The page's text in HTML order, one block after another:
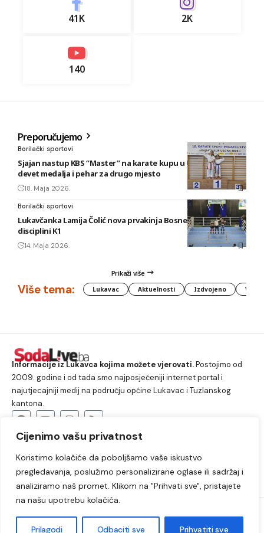
Cijenimo vašu privatnost
Koristimo kolačiće da poboljšamo vaše iskustvo
pregledavanja, poslužimo personalizirane oglase ili sadržaj i
analiziramo naš promet. Klikom na "Prihvati sve", pristajete
na našu upotrebu kolačića.
Prilagodi Odbaciti sve Prihvatiti sve
41K 2K
140
Preporučujemo
Borilački sportovi
Sjajan nastup KBS “Master” na karate kupu u Usori: Osvojeno
devet medalja i pehar za drugo mjesto
18. Maja 2026.
Borilački sportovi
Lukavčanka Lamija Čolić nova prvakinja Bosne i Hercegovine u
disciplini K1
14. Maja 2026.
Prikaži više
Više tema: Lukavac Aktuelnosti Izdvojeno
Informacije iz Lukavca kojima možete vjerovati.Postojimo od
2009. godine i od tada smo najposjećeniji internet portal i
najutjecajniji medij na području općine Lukavac i Tuzlanskog
kantona.
Lukavac Društvo Crna hronika
Sport
Kultura
Kolumne Slobodno vrijeme